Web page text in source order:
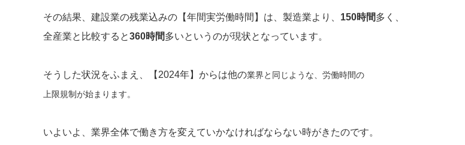
その結果、建設業の残業込みの【年間実労働時間】は、製造業より、 150時間多く、
全産業と比較すると360時間多いというのが現状となっています。
そうした状況をふまえ、【2024年】からは他の業界と同じような、労働時間の
上限規制が始まります。
いよいよ、業界全体で働き方を変えていかなければならない時がきたのです。